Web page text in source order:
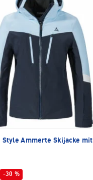
Style Ammerte Skijacke mit
-30 %